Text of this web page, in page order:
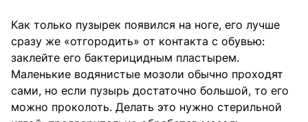
Как только пузырек появился на ноге, его лучше
сразу же «отгородить» от контакта с обувью:
заклейте его бактерицидным пластырем.
Маленькие водянистые мозоли обычно проходят
сами, но если пузырь достаточно большой, то его
можно проколоть. Делать это нужно стерильной